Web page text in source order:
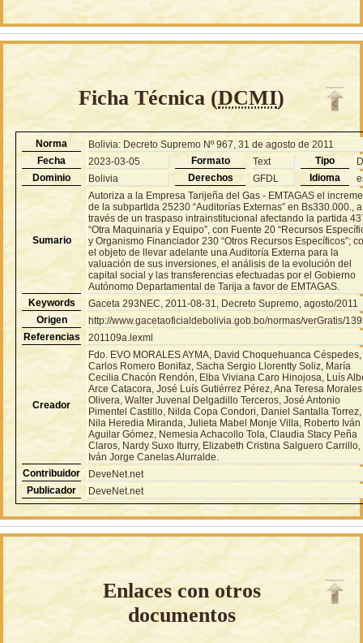
Ficha Técnica (DCMI)
Norma
Bolivia: Decreto Supremo Nº 967, 31 de agosto de 2011
Fecha
2023-03-05 Formato Text Tipo
Dominio
Bolivia Derechos GFDL Idioma
Sumario
Autoriza a la Empresa Tarijeña del Gas - EMTAGAS el
de la subpartida 25230 “Auditorías Externas” en Bs330.000., a
través de un traspaso intrainstitucional afectando la partida
“Otra Maquinaria y Equipo”, con Fuente 20 “Recursos
y Organismo Financiador 230 “Otros Recursos Específicos”;
el objeto de llevar adelante una Auditoría Externa para la
valuación de sus inversiones, el análisis de la evolución del
capital social y las transferencias efectuadas por el Gobierno
Autónomo Departamental de Tarija a favor de EMTAGAS.
Keywords
Gaceta 293NEC, 2011-08-31, Decreto Supremo, agosto/2011
Origen
http://www.gacetaoficialdebolivia.gob.bo/normas/verGratis/
Referencias
201109a.lexml
Creador
Fdo. EVO MORALES AYMA, David Choquehuanca Céspedes,
Carlos Romero Bonifaz, Sacha Sergio Llorentty Soliz, María
Cecilia Chacón Rendón, Elba Viviana Caro Hinojosa, Luís
Arce Catacora, José Luís Gutiérrez Pérez, Ana Teresa Morales
Olivera, Walter Juvenal Delgadillo Terceros, José Antonio
Pimentel Castillo, Nilda Copa Condori, Daniel Santalla Torrez,
Nila Heredia Miranda, Julieta Mabel Monje Villa, Roberto Iván
Aguilar Gómez, Nemesia Achacollo Tola, Claudia Stacy Peña
Claros, Nardy Suxo Iturry, Elizabeth Cristina Salguero Carrillo,
Iván Jorge Canelas Alurralde.
Contribuidor
DeveNet.net
Publicador
DeveNet.net
Enlaces con otros
documentos